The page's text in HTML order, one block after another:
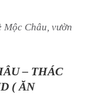
Mộc Châu, vườn
– THÁC
( ĂN